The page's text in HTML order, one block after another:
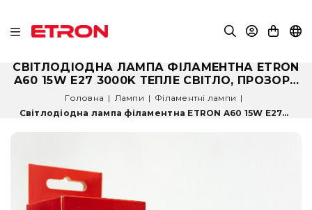
СВІТЛОДІОДНА ЛАМПА ФІЛАМЕНТНА ETRON
A60 15W E27 3000K ТЕПЛЕ СВІТЛО, ПРОЗОРА
1-EFP-103
Головна | Лампи | Філаментні лампи |
Світлодіодна лампа філаментна ETRON A60 15W E27...